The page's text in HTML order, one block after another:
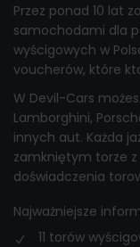
Przez ponad 10 lat
samochodami dla ponad
wyścigowych w
W Devil-Cars
Lamborghini, Porsche,
innych aut. Każda
zamkniętym torze z instruktorem obok — nie trzeba mieć
doświadczenia
Najważniejsze
11 torów